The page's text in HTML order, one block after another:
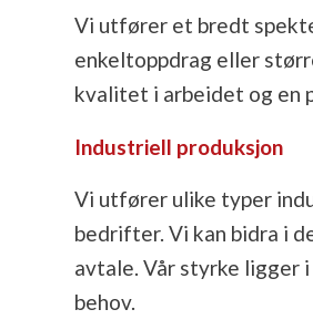
Vi utfører et bredt
enkeltoppdrag eller
kvalitet i arbeidet og en
Industriell produksjon
Vi utfører ulike typer
bedrifter. Vi kan bidra i
avtale. Vår styrke ligger
behov.